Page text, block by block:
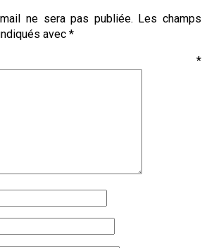
ne sera pas publiée. Les champs
avec *
*